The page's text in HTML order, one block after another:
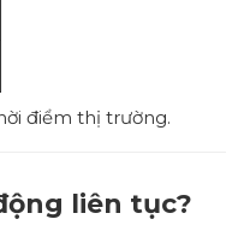
điểm thị trường.
liên tục?